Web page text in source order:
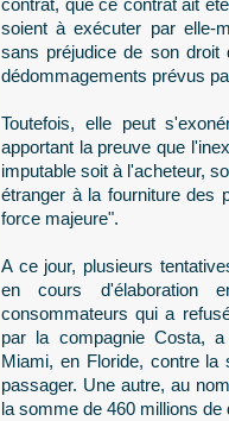
contrat, que ce contrat ait
soient à exécuter par elle-
sans préjudice de son
dédommagements prévus
Toutefois, elle peut
apportant la preuve que
imputable soit à l'acheteur,
étranger à la fourniture des
force majeure".
A ce jour, plusieurs
en cours d'élaboration
consommateurs qui a
par la compagnie Costa,
Miami, en Floride, contre
passager. Une autre, au
la somme de 460 millions de